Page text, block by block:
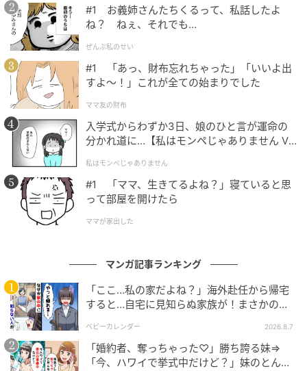
ママリ
そして後日。ゆりこはわざと16時までには到底終わら
ない量の仕事を松村さんに命じます。
#1 お義姉さんたちくるって、私話したよ
ね？ ねぇ、それでも…
ぜんぶ私のせい
#1 「あっ、財布忘れちゃった」「いいよ出
すよ〜！」これが全ての始まりでした
ママ友の財布
入学式からわずか3日、娘のひと言が運命の
分かれ道に…【私はモンペじゃありません Vo
私はモンペじゃありません
#1 「ママ、生きてるよね？」寝ていると思
って部屋を開けたら
ママが家出した
マンガ記事ランキング
「ここ…私の家だよね？」海外赴任から帰宅
すると…自宅に見知らぬ家族が！まさかの真
ベビーカレンダー 2026.8.7
「婚約者、奪っちゃった♡」勝ち誇る妹⇒
「今、ハワイで挙式中だけど？」妹のとんで